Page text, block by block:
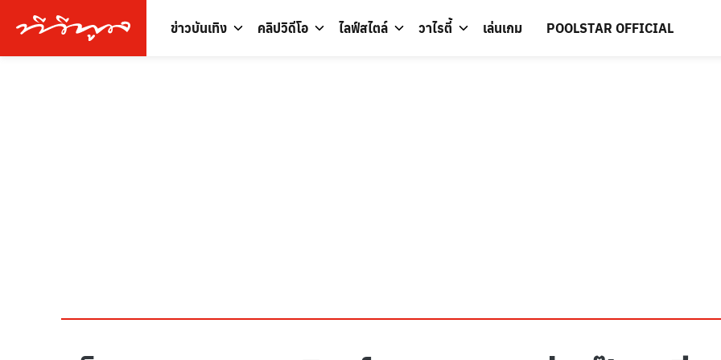
ข่าวบันเทิง คลิปวิดีโอ ไลฟ์สไตล์ วาไรตี้ เล่นเกม POOLSTAR OFFICIAL